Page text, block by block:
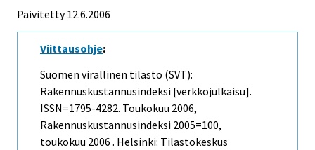
Päivitetty12.6.2006
Viittausohje:
Suomen virallinen tilasto (SVT):
Rakennuskustannusindeksi [verkkojulkaisu].
ISSN=1795-4282. Toukokuu 2006,
Rakennuskustannusindeksi 2005=100,
toukokuu 2006 . Helsinki: Tilastokeskus